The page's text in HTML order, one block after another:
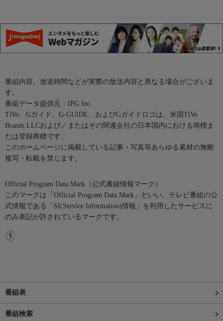
番組内容、放送時間などが実際の放送内容と異なる場合がございま
す。
番組データ提供元：IPG Inc.
TiVo、Gガイド、G-GUIDE、およびGガイドロゴは、米国TiVo
Brands LLCおよび／またはその関連会社の日本国内における商標ま
たは登録商標です。
このホームページに掲載している記事・写真等あらゆる素材の無断
複写・転載を禁じます。
Official Program Data Mark（公式番組情報マーク）
このマークは「Official Program Data Mark」といい、テレビ番組の公
式情報である「SI(Service Information)情報」を利用したサービスに
のみ表記が許されているマークです。
番組表
番組検索